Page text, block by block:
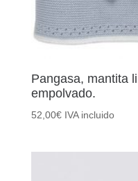
Pangasa, mantita
empolvado.
52,00€ IVA incluido